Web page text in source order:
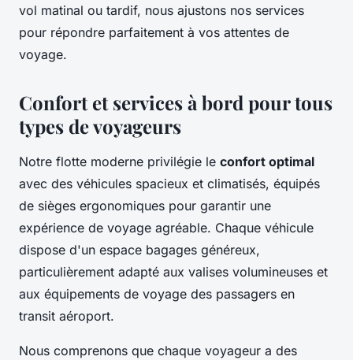
vol matinal ou tardif, nous ajustons nos services
pour répondre parfaitement à vos attentes de
voyage.
Confort et services à bord pour tous
types de voyageurs
Notre flotte moderne privilégie le confort optimal
avec des véhicules spacieux et climatisés, équipés
de sièges ergonomiques pour garantir une
expérience de voyage agréable. Chaque véhicule
dispose d'un espace bagages généreux,
particulièrement adapté aux valises volumineuses et
aux équipements de voyage des passagers en
transit aéroport.
Nous comprenons que chaque voyageur a des